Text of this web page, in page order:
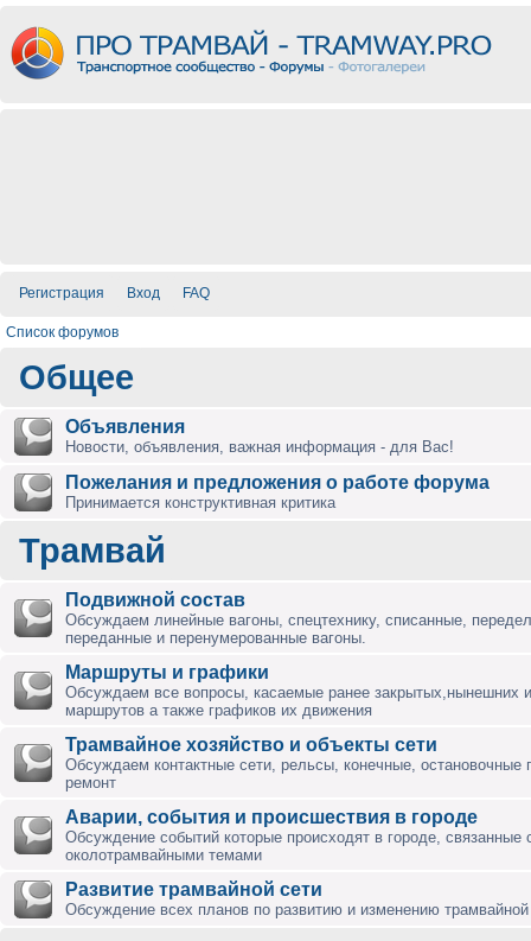
Регистрация Вход FAQ
Список форумов
Общее
Объявления
Новости, объявления, важная информация - для Вас!
Пожелания и предложения о работе форума
Принимается конструктивная критика
Трамвай
Подвижной состав
Обсуждаем линейные вагоны, спецтехнику, списанные,
переданные и перенумерованные вагоны.
Маршруты и графики
Обсуждаем все вопросы, касаемые ранее закрытых,нынешних
маршрутов а также графиков их движения
Трамвайное хозяйство и объекты сети
Обсуждаем контактные сети, рельсы, конечные, остановочные
ремонт
Аварии, события и происшествия в городе
Обсуждение событий которые происходят в городе, связанные
околотрамвайными темами
Развитие трамвайной сети
Обсуждение всех планов по развитию и изменению трамвайной